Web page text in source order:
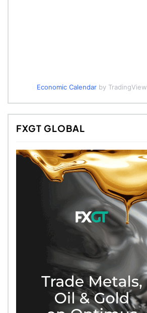
Economic Calendarby TradingView
FXGT GLOBAL